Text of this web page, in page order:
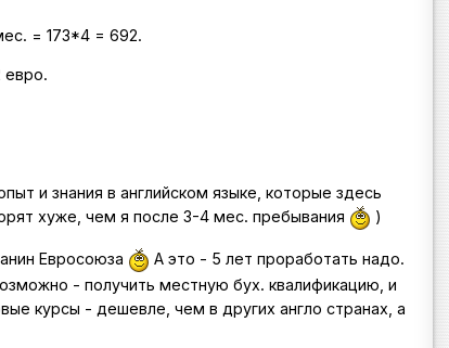
= 173*4 = 692.
евро.
и знания в английском языке, которые здесь
хуже, чем я после 3-4 мес. пребывания
)
Евросоюза
А это - 5 лет проработать надо.
- получить местную бух. квалификацию, и
курсы - дешевле, чем в других англо странах, а